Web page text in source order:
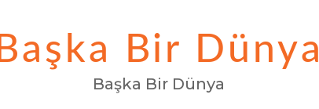
Başka Bir Dünya
Başka Bir Dünya